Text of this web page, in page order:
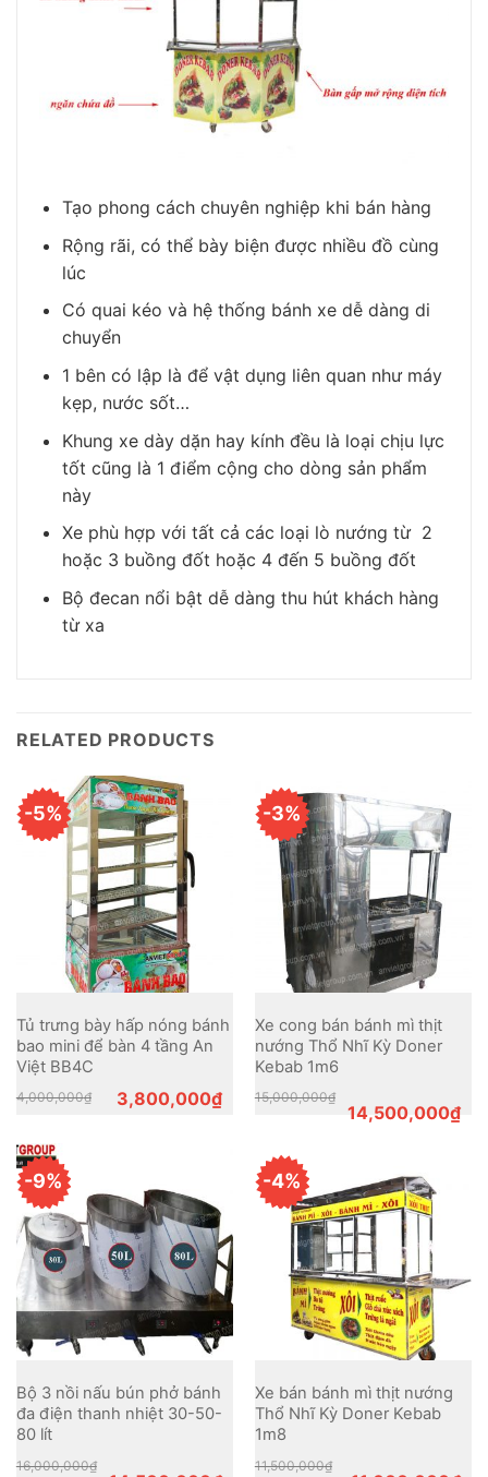
Tạo phong cách chuyên nghiệp khi bán hàng
Rộng rãi, có thể bày biện được nhiều đồ cùng
lúc
Có quai kéo và hệ thống bánh xe dễ dàng di
chuyển
1 bên có lập là để vật dụng liên quan như máy
kẹp, nước sốt…
Khung xe dày dặn hay kính đều là loại chịu lực
tốt cũng là 1 điểm cộng cho dòng sản phẩm
này
Xe phù hợp với tất cả các loại lò nướng từ 2
hoặc 3 buồng đốt hoặc 4 đến 5 buồng đốt
Bộ đecan nổi bật dễ dàng thu hút khách hàng
từ xa
RELATED PRODUCTS
-5%
Tủ trưng bày hấp nóng bánh
bao mini để bàn 4 tầng An
Việt BB4C
4,000,000₫
Original
price3,800,000₫
Current
price
-3%
Xe cong bán bánh mì thịt
nướng Thổ Nhĩ Kỳ Doner
Kebab 1m6
15,000,000₫
price
was:
14,500,000₫
price
is:
-9%
Bộ 3 nồi nấu bún phở bánh
đa điện thanh nhiệt 30-50-
80 lít
16,000,000₫
-4%
Xe bán bánh mì thịt nướng
Thổ Nhĩ Kỳ Doner Kebab
1m8
11,500,000₫